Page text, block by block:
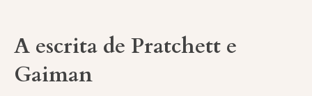
A escrita de Pratchett e
Gaiman